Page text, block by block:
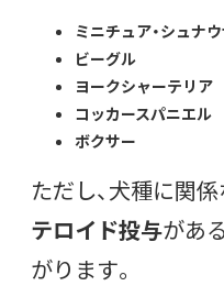
ミニチュア・シュナ
ビーグル
ヨークシャーテリア
コッカースパニエル
ボクサー
ただし、犬種に関係
テロイド投与があ
がります。